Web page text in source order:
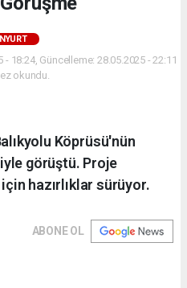
18:24, Güncelleme: 28.05.2025 - 22:11
okundu.
Köprüsü'nün
görüştü. Proje
hazırlıklar sürüyor.
ABONE OL